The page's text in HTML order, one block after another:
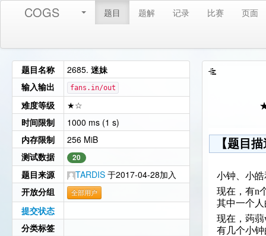
COGS 题目 题解 记录 比赛 页面
题目名称 2685. 迷妹
输入输出
fans.in/out
难度等级
★☆
时间限制
1000 ms (1 s)
内存限制
256 MiB
测试数据
20
题目来源 TARDIS 于2017-04-28加入
开放分组
全部用户
提交状态
分类标签
【题目
小钟、小
现在，有n
其中一个
现在，蒟
有几个小